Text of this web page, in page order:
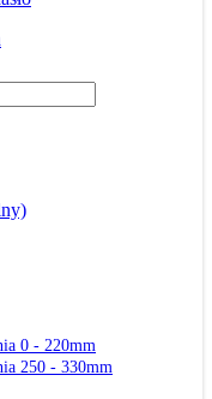
0 - 220mm
250 - 330mm